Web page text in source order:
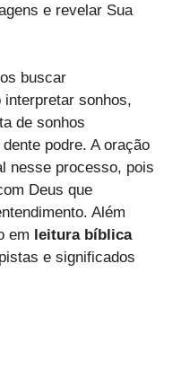
e revelar Sua
buscar
interpretar sonhos,
de sonhos
podre. A oração
nesse processo, pois
Deus que
Além
em leitura bíblica
e significados